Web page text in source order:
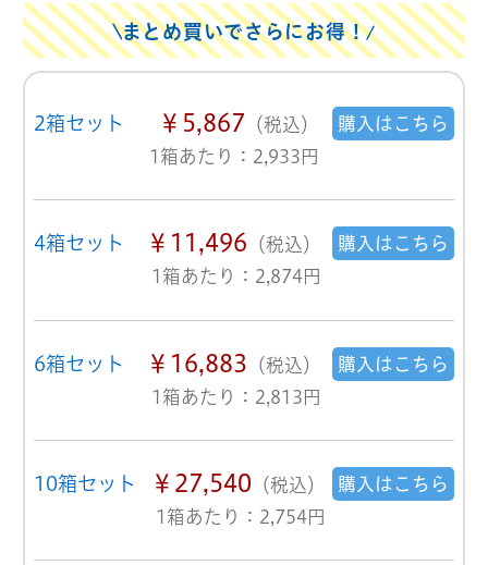
まとめ買いでさらにお得！
2箱セット ￥5,867 （税込）
1箱あたり：2,933円
購入はこちら
4箱セット ￥11,496 （税込）
1箱あたり：2,874円
購入はこちら
6箱セット ￥16,883 （税込）
1箱あたり：2,813円
購入はこちら
10箱セット ￥27,540 （税込）
1箱あたり：2,754円
購入はこちら